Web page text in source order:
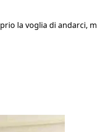
la voglia di andarci,